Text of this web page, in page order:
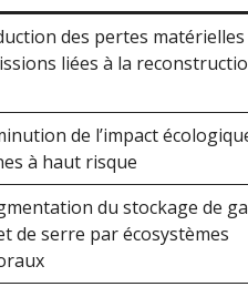
des pertes
liées à la
de l’impact
à haut risque
du stockage de
de serre par écosystèmes